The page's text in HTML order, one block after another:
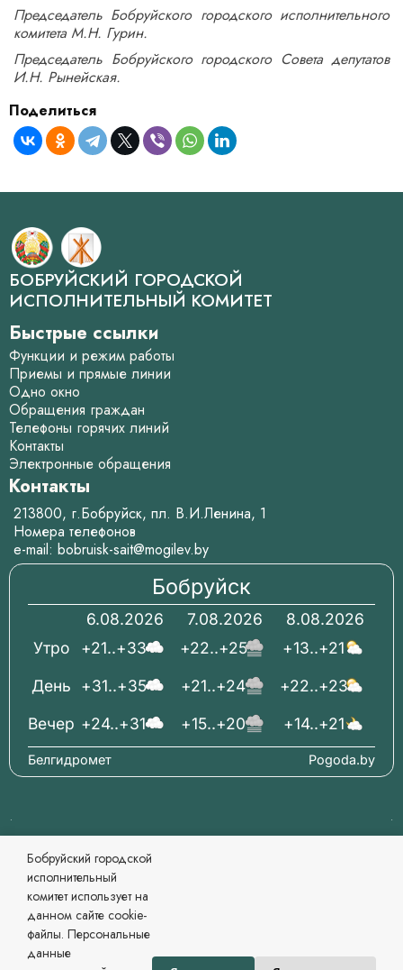
Председатель Бобруйского городского исполнительного
комитета М.Н. Гурин.
Председатель Бобруйского городского Совета депутатов
И.Н. Рынейская.
Поделиться
БОБРУЙСКИЙ ГОРОДСКОЙ
ИСПОЛНИТЕЛЬНЫЙ КОМИТЕТ
Быстрые ссылки
Функции и режим работы
Приемы и прямые линии
Одно окно
Обращения граждан
Телефоны горячих линий
Контакты
Электронные обращения
Контакты
213800, г.Бобруйск, пл. В.И.Ленина, 1
Номера телефонов
e-mail: bobruisk-sait@mogilev.by
Бобруйск
6.08.2026
+21..+33
+31..+35
+24..+31
7.08.2026
+22..+25
+21..+24
+15..+20
8.08.2026
+13..+21
+22..+23
+14..+21
Вечер
День
Утро
Pogoda.by
Белгидромет
© 2006-2026 Бобруйский городской исполнительный
комитет Официальный сайт
При перепечатке материалов ссылка обязательна.
Разработка и сопровождение
Могилевский региональный информационный центр
Сайт зарегистрирован в Государственном регистре
информационных ресурсов Республики Беларусь. №
Бобруйский городской
исполнительный
комитет использует на
данном сайте cookie-
файлы. Персональные
данные